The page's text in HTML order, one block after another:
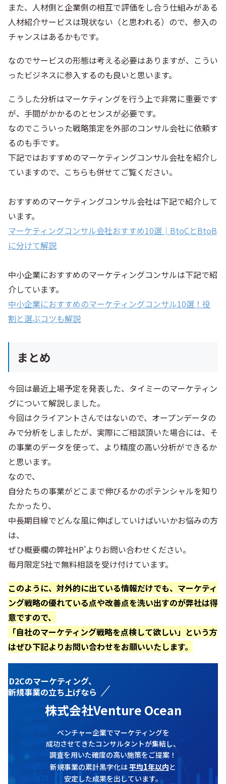
また、人材側と企業側の相互で評価をし合う仕組みがある
人材紹介サービスは現状ない（と思われる）ので、参入の
チャンスはあるかもです。
なのでサービスの形態は考える必要はありますが、こうい
ったビジネスに参入するのも良いと思います。
こうした分析はマーケティングを行う上で非常に重要です
が、手間がかかるのとセンスが必要です。
なのでこういった戦略策定を外部のコンサル会社に依頼す
るのも手です。
下記ではおすすめのマーケティングコンサル会社を紹介し
ていますので、こちらも併せてご覧ください。
おすすめのマーケティングコンサル会社は下記で紹介して
います。
マーケティングコンサル会社おすすめ10選│BtoCとBtoB
に分けて解説
中小企業におすすめのマーケティングコンサルは下記で紹
介しています。
中小企業におすすめのマーケティングコンサル10選！役
割と選ぶコツも解説
まとめ
今回は最近上場予定を発表した、タイミーのマーケティン
グについて解説しました。
今回はクライアントさんではないので、オープンデータの
みで分析をしましたが、実際にご相談頂いた場合には、そ
の事業のデータを使って、より精度の高い分析ができるか
と思います。
なので、
自分たちの事業がどこまで伸びるかのポテンシャルを知り
たかったり、
中長期目線でどんな風に伸ばしていけばいいかお悩みの方
は、
ぜひ概要欄の弊社HP’よりお問い合わせください。
毎月限定5社で無料相談を受け付けています。
このように、対外的に出ている情報だけでも、マーケティ
ング戦略の優れている点や改善点を洗い出すのが弊社は得
意ですので、
「自社のマーケティング戦略を点検して欲しい」という方
はぜひ下記よりお問い合わせをお願いいたします。
D2Cのマーケティング、
新規事業の立ち上げなら
株式会社Venture Ocean
ベンチャー企業でマーケティングを
成功させてきたコンサルタントが集結し、
調査を用いた確度の高い施策をご提案！
新規事業の累計黒字化は平均1年以内と
安定した成果を出しています。